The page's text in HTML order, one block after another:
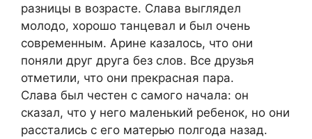
разницы в возрасте. Слава выглядел
молодо, хорошо танцевал и был очень
современным. Арине казалось, что они
поняли друг друга без слов. Все друзья
отметили, что они прекрасная пара.
Слава был честен с самого начала: он
сказал, что у него маленький ребенок, но они
расстались с его матерью полгода назад.